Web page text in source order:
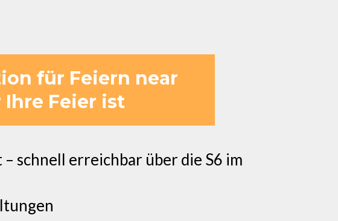
für Feiern near
Feier ist
schnell erreichbar über die S6 im